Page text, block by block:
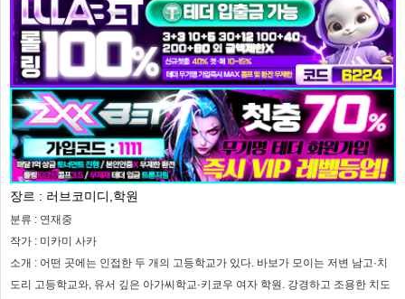
장르 : 러브코미디,학원
분류 : 연재중
작가 : 미카미 사카
소개 : 어떤 곳에는 인접한 두 개의 고등학교가 있다. 바보가 모이는 저변 남고·치
도리 고등학교와, 유서 깊은 아가씨학교·키쿄우 여자 학원. 강경하고 조용한 치도